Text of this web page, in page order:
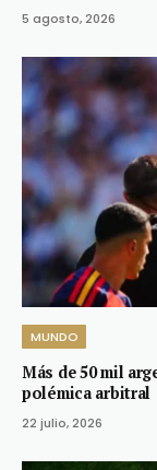
5 agosto, 2026
MUNDO
Más de 50 mil
polémica arbitral
22 julio, 2026